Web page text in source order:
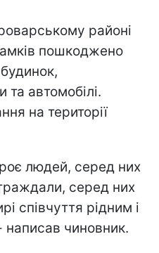
районі
пошкоджено
та автомобілі.
на території
людей, серед них
серед них
співчуття рідним і
написав чиновник.